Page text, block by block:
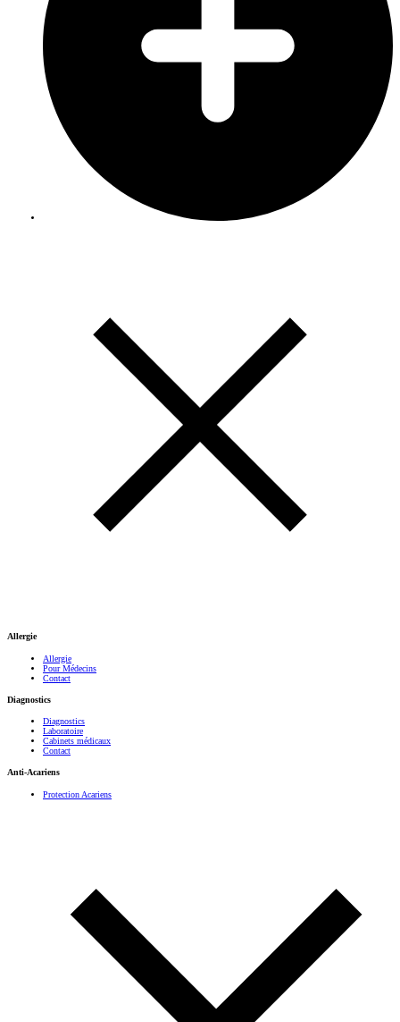
Allergie
Allergie
Pour Médecins
Contact
Diagnostics
Diagnostics
Laboratoire
Cabinets médicaux
Contact
Anti-Acariens
Protection Acariens